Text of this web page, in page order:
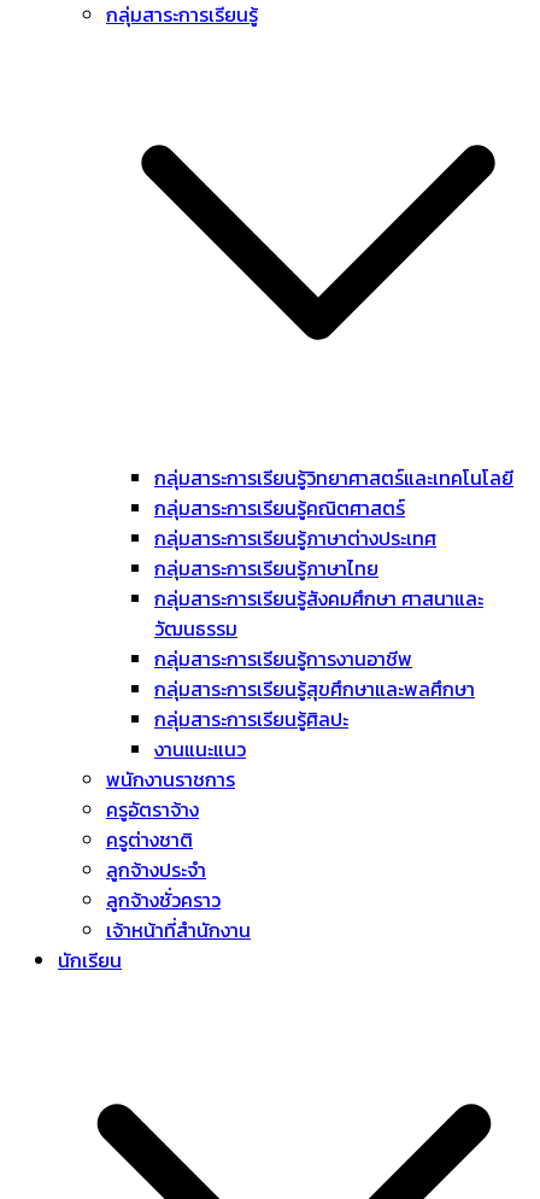
กลุ่มสาระการเรียนรู้
กลุ่มสาระการเรียนรู้วิทยาศาสตร์และเทคโนโลยี
กลุ่มสาระการเรียนรู้คณิตศาสตร์
กลุ่มสาระการเรียนรู้ภาษาต่างประเทศ
กลุ่มสาระการเรียนรู้ภาษาไทย
กลุ่มสาระการเรียนรู้สังคมศึกษา ศาสนาและ
วัฒนธรรม
กลุ่มสาระการเรียนรู้การงานอาชีพ
กลุ่มสาระการเรียนรู้สุขศึกษาและพลศึกษา
กลุ่มสาระการเรียนรู้ศิลปะ
งานแนะแนว
พนักงานราชการ
ครูอัตราจ้าง
ครูต่างชาติ
ลูกจ้างประจำ
ลูกจ้างชั่วคราว
เจ้าหน้าที่สำนักงาน
นักเรียน